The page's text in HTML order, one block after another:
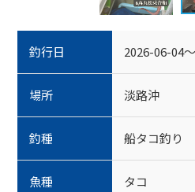
釣行日 2026-06-04
場所 淡路沖
釣種 船タコ釣り
魚種 タコ